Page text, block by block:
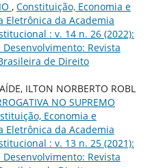
, Constituição, Economia e
Eletrônica da Academia
: v. 14 n. 26 (2022):
Revista
de Direito
ILTON NORBERTO ROBL
NO SUPREMO
Economia e
Eletrônica da Academia
: v. 13 n. 25 (2021):
Revista